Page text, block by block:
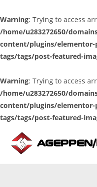
Warning: Trying to access
/home/u283272650/
content/plugins/
tags/tags/post-featured-
Warning: Trying to access
/home/u283272650/
content/plugins/
tags/tags/post-featured-